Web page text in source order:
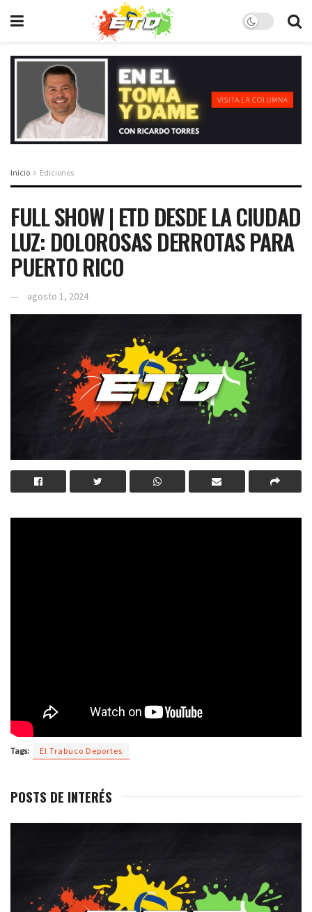
Inicio Ediciones
FULL SHOW | ETD DESDE LA CIUDAD
LUZ: DOLOROSAS DERROTAS PARA
PUERTO RICO
agosto 1, 2024
Tags: El Trabuco Deportes
POSTS DE INTERÉS